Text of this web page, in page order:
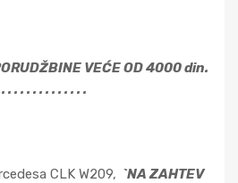
VEĆE OD 4000 din.
. . . . . . . . . . . .
CLK W209, `NA ZAHTEV